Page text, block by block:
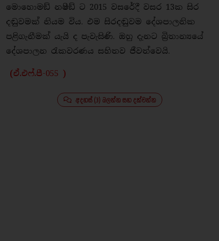
මොහොමඞ් නෂීඞ් ට 2015 වසරේදී වසර 13ක සිර
දඬුවමක් නියම විය. එම සිරදඬුවම දේශපාලනික
පළිගැනීමක් යැයි ද පැවැසිණි. ඔහු දැනට බ්‍රිතාන්‍යයේ
දේශපාලන රැකවරණය සහිතව ජීවත්වෙයි.
(ඒ.එෆ්.පී-055 )
අදහස් (3) බලන්න සහ දක්වන්න